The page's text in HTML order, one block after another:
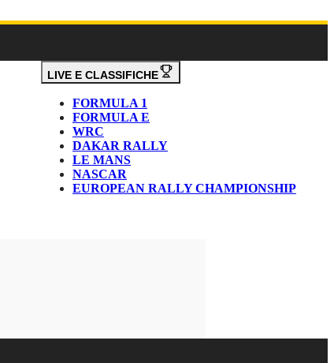
LIVE E CLASSIFICHE
FORMULA 1
FORMULA E
WRC
DAKAR RALLY
LE MANS
NASCAR
EUROPEAN RALLY CHAMPIONSHIP